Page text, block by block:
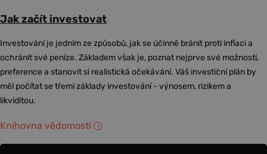
Jak začít investovat
Investování je jedním ze způsobů, jak se účinně bránit proti inflaci a
ochránit své peníze. Základem však je, poznat nejprve své možnosti,
preference a stanovit si realistická očekávání. Váš investiční plán by
měl počítat se třemi základy investování - výnosem, rizikem a
likviditou.
Knihovna vědomostí